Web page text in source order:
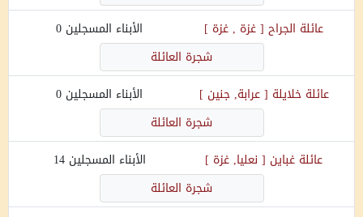
عائلة الجراح [غزة , غزة ] الأبناء المسجلين 0
شجرة العائلة
عائلةخلايلة [ عرابة, جنين ] الأبناء المسجلين 0
شجرة العائلة
عائلة غباين [ نعليا, غزة ] الأبناء المسجلين14
شجرة العائلة